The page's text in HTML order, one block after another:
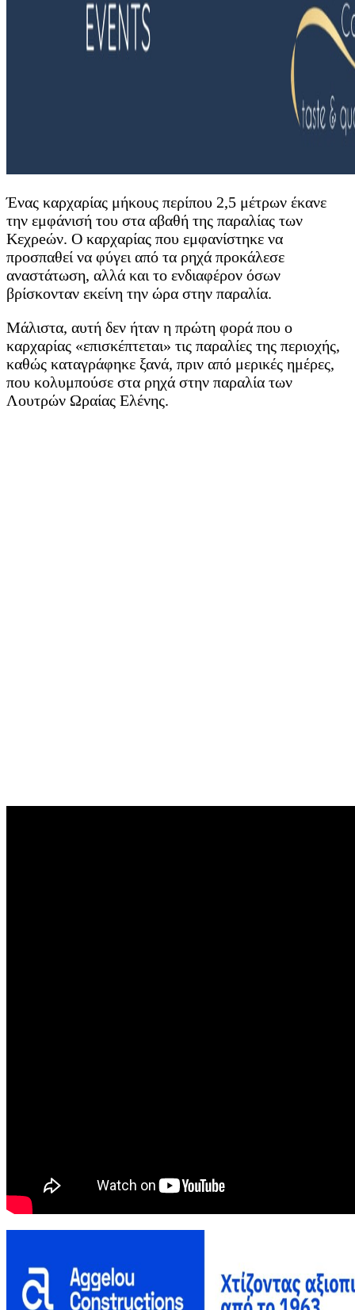
Ένας καρχαρίας μήκους περίπου 2,5 μέτρων έκανε
την εμφάνισή του στα αβαθή της παραλίας των
Κεχρeών. Ο καρχαρίας που εμφανίστηκε να
προσπαθεί να φύγει από τα ρηχά προκάλεσε
αναστάτωση, αλλά και το ενδιαφέρον όσων
βρίσκονταν εκείνη την ώρα στην παραλία.
Μάλιστα, αυτή δεν ήταν η πρώτη φορά που ο
καρχαρίας «επισκέπτεται» τις παραλίες της περιοχής,
καθώς καταγράφηκε ξανά, πριν από μερικές ημέρες,
που κολυμπούσε στα ρηχά στην παραλία των
Λουτρών Ωραίας Ελένης.